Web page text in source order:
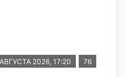
2026, 17:20 76